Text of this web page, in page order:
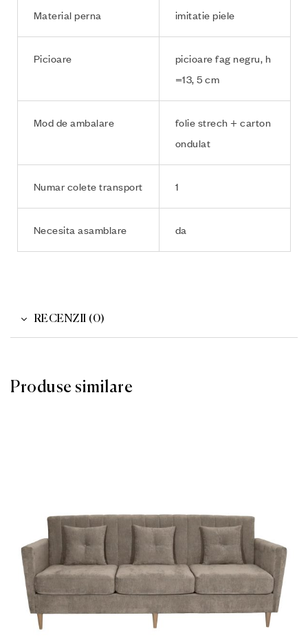
Material perna imitatie piele
Picioare
picioare fag negru, h
=13, 5 cm
Mod de ambalare
folie strech + carton
ondulat
Numar colete transport 1
Necesita asamblare da
RECENZII (0)
Produse similare